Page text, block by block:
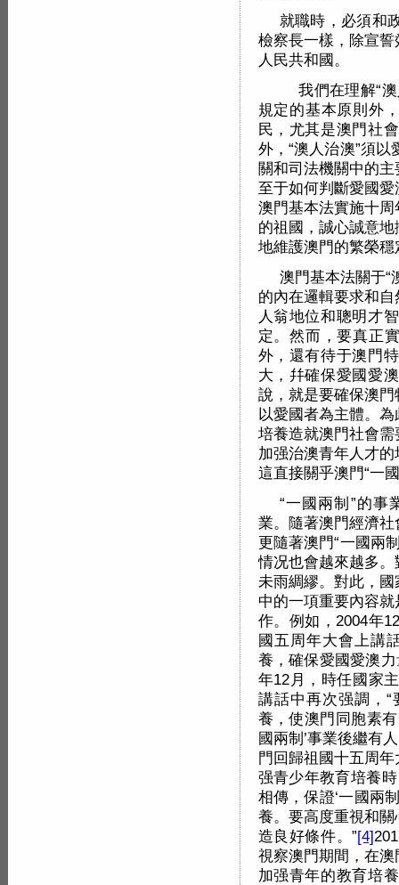
就職時，必須和
檢察長一樣，除宣
人民共和國。
我們在理解“澳
規定的基本原則外
民，尤其是澳門社
外，“澳人治澳”須
關和司法機關中的
至于如何判斷愛國
澳門基本法實施十
的祖國，誠心誠意
地維護澳門的繁榮穩
澳門基本法關于“
的內在邏輯要求和
人翁地位和聰明才
定。然而，要真正
外，還有待于澳門
大，幷確保愛國愛
說，就是要確保澳
以愛國者為主體。
培養造就澳門社會
加强治澳青年人才
這直接關乎澳門“一
“一國兩制”的事
業。隨著澳門經濟
更隨著澳門“一國兩
情况也會越來越多
未雨綢繆。對此，
中的一項重要內容
作。例如，2004年
國五周年大會上講
養，確保愛國愛澳
年12月，時任國家
講話中再次强調，
養，使澳門同胞素
國兩制’事業後繼有
門回歸祖國十五周
强青少年教育培養
相傳，保證‘一國兩
養。要高度重視和
造良好條件。”[4]
視察澳門期間，在
加强青年的教育培